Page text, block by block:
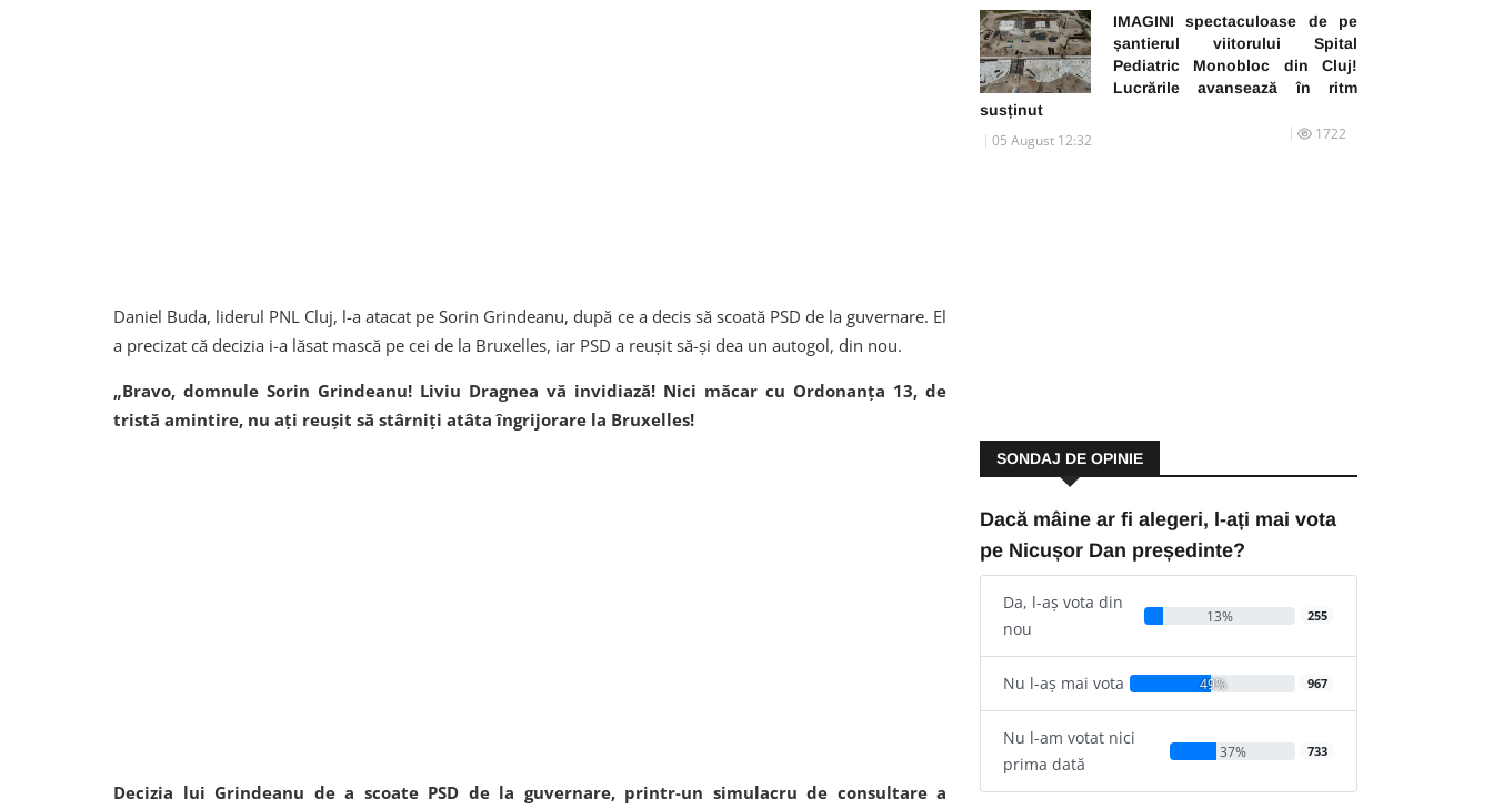
Daniel Buda, liderul PNL Cluj, l-a atacat pe Sorin Grindeanu, după ce a decis să scoată PSD de la guvernare. El
a precizat că decizia i-a lăsat mască pe cei de la Bruxelles, iar PSD a reușit să-și dea un autogol, din nou.
„Bravo, domnule Sorin Grindeanu! Liviu Dragnea vă invidiază! Nici măcar cu Ordonanța 13, de
tristă amintire, nu ați reușit să stârniți atâta îngrijorare la Bruxelles!
Decizia lui Grindeanu de a scoate PSD de la guvernare, printr-un simulacru de consultare a
IMAGINI spectaculoase de pe
șantierul viitorului Spital
Pediatric Monobloc din Cluj!
Lucrările avansează în ritm
susținut
05 August 12:32 1722
SONDAJ DE OPINIE
Dacă mâine ar fi alegeri, l-ați mai vota
pe Nicușor Dan președinte?
Da, l-aș vota din
nou
13% 255
Nu l-aș mai vota 49% 967
Nu l-am votat nici
prima dată
37% 733